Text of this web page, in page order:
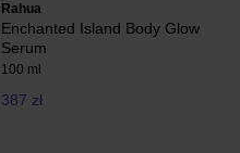
Rahua
Enchanted Island Body Glow
Serum
100 ml
387 zł